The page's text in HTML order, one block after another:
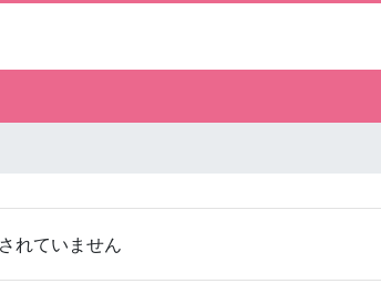
れていません